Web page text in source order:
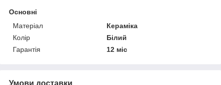
Основні
Матеріал
Кераміка
Колір
Білий
Гарантія
12 міс
Умови доставки